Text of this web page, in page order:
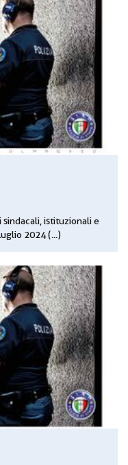
istituzionali e
2024 (...)